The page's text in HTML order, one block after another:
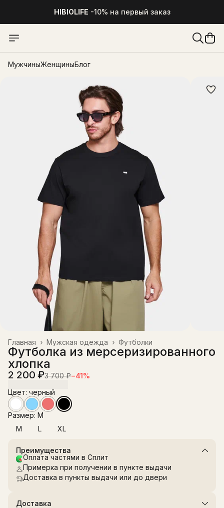
HIBIOLIFE -10% на первый заказ
МужчиныЖенщиныБлог
Футболки
Мужская одежда ›
Главная ›
Футболка из мерсеризированного
хлопка
2 200 ₽3 700 ₽−41%
Цвет: черный
Размер: M
M
L XL
Преимущества
Оплата частями в Сплит
Примерка при получении в пункте выдачи
Доставка в пункты выдачи или до двери
Доставка